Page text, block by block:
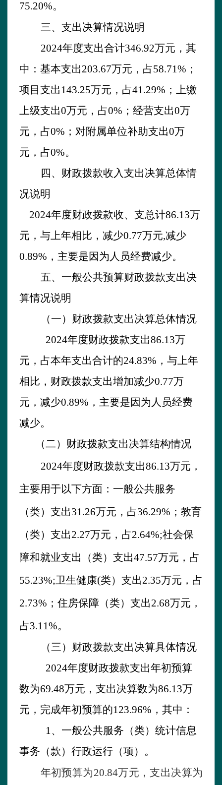
75.20%。
三、支出决算情况说明
2024年度支出合计346.92万元，其
中：基本支出203.67万元，占58.71% ；
项目支出 143.25万元，占41.29% ；上缴
上级支出0万元，占0% ；经营支出0万
元，占0% ；对附属单位补助支出0万
元，占0%。
四、财政拨款收入支出决算总体情
况说明
2024年度财政拨款收、支总计86.13万
元，与上年相比，减少0.77万元,减少
0.89% ，主要是因为 人员经费减少。
五、一般公共预算财政拨款支出决
算情况说明
（一）财政拨款支出决算总体情况
2024年度财政拨款支出86.13万
元，占本年支出合计的24.83% ，与上年
相比，财政拨款支出增加减少0.77万
元，减少0.89% ，主要是因为 人员经费
减少。
（二）财政拨款支出决算结构情况
2024年度财政拨款支出86.13万元，
主要用于以下方面：一般公共服务
（类）支出31.26万元，占36.29% ；教育
（类）支出2.27万元，占2.64%;社会保
障和就业支出
（类）支出47.57万元，占
55.23%;卫生健康(类）支出2.35万元，占
2.73%；住房保障（类）支出2.68万元，
占3.11%。
（三）财政拨款支出决算具体情况
2024年度财政拨款支出年初预算
数为69.48万元，支出决算数为86.13万
元，完成年初预算的123.96% ，其中：
1、一般公共服务（类）统计信息
事务 （款） 行政运行 （项）。
年初预算为20.84万元，支出决算为